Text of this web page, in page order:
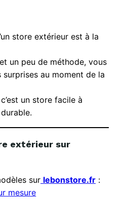
store extérieur est à la
un peu de méthode, vous
au moment de la
un store facile à
extérieur sur
sur lebonstore.fr :
mesure